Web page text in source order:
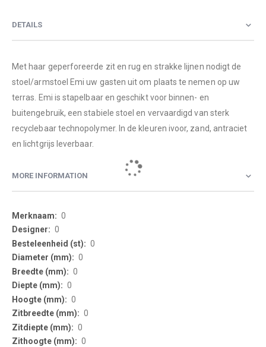
DETAILS
Met haar geperforeerde zit en rug en strakke lijnen nodigt de
stoel/armstoel Emi uw gasten uit om plaats te nemen op uw
terras. Emi is stapelbaar en geschikt voor binnen- en
buitengebruik, een stabiele stoel en vervaardigd van sterk
recyclebaar technopolymer. In de kleuren ivoor, zand, antraciet
en lichtgrijs leverbaar.
MORE INFORMATION
More
Information
0
0
0
0
0
0
0
0
0
0